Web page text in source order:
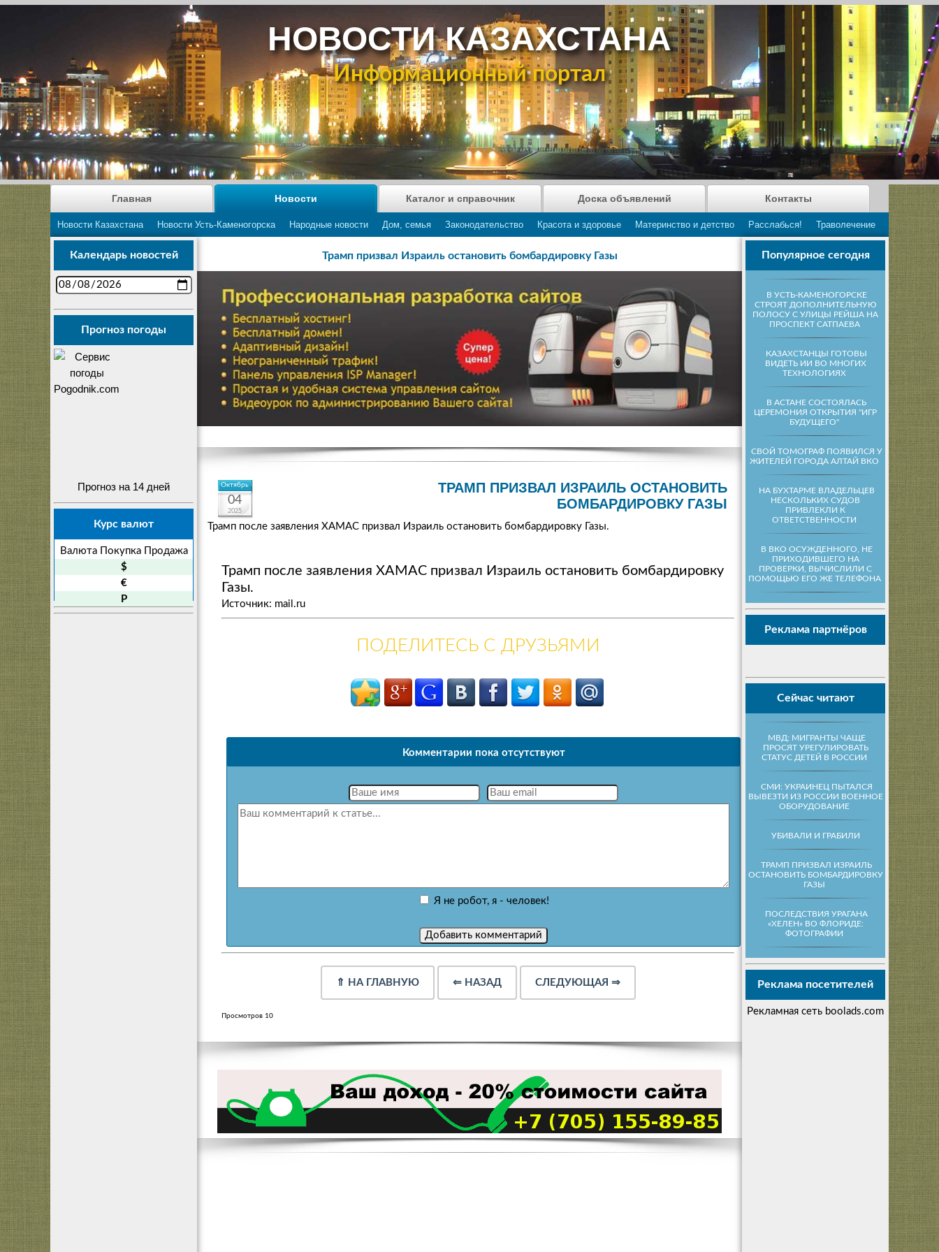
НОВОСТИ КАЗАХСТАНА
Информационный портал
Главная Новости
Новости Казахстана Новости Усть-Каменогорска Народные новости Дом, семья Законодательство Красота и здоровье Материнство и детство Расслабься! Траволечение
Каталог и справочник Доска объявлений Контакты
Популярное сегодня
В УСТЬ-КАМЕНОГОРСКЕ
СТРОЯТ ДОПОЛНИТЕЛЬНУЮ
ПОЛОСУ С УЛИЦЫ РЕЙША НА
ПРОСПЕКТ САТПАЕВА
КАЗАХСТАНЦЫ ГОТОВЫ
ВИДЕТЬ ИИ ВО МНОГИХ
ТЕХНОЛОГИЯХ
В АСТАНЕ СОСТОЯЛАСЬ
ЦЕРЕМОНИЯ ОТКРЫТИЯ "ИГР
БУДУЩЕГО"
СВОЙ ТОМОГРАФ ПОЯВИЛСЯ У
ЖИТЕЛЕЙ ГОРОДА АЛТАЙ ВКО
НА БУХТАРМЕ ВЛАДЕЛЬЦЕВ
НЕСКОЛЬКИХ СУДОВ
ПРИВЛЕКЛИ К
ОТВЕТСТВЕННОСТИ
В ВКО ОСУЖДЕННОГО, НЕ
ПРИХОДИВШЕГО НА
ПРОВЕРКИ, ВЫЧИСЛИЛИ С
ПОМОЩЬЮ ЕГО ЖЕ ТЕЛЕФОНА
Реклама партнёров
Сейчас читают
МВД: МИГРАНТЫ ЧАЩЕ
ПРОСЯТ УРЕГУЛИРОВАТЬ
СТАТУС ДЕТЕЙ В РОССИИ
СМИ: УКРАИНЕЦ ПЫТАЛСЯ
ВЫВЕЗТИ ИЗ РОССИИ ВОЕННОЕ
ОБОРУДОВАНИЕ
УБИВАЛИ И ГРАБИЛИ
ТРАМП ПРИЗВАЛ ИЗРАИЛЬ
ОСТАНОВИТЬ БОМБАРДИРОВКУ
ГАЗЫ
ПОСЛЕДСТВИЯ УРАГАНА
«ХЕЛЕН» ВО ФЛОРИДЕ:
ФОТОГРАФИИ
Реклама посетителей
Рекламная сеть boolads.com
Календарь новостей
Прогноз погоды
Прогноз на 14 дней
Курс валют
Валюта Покупка
Продажа
$
€
P
Трамп призвал Израиль остановить бомбардировку Газы
Октябрь
04
2025
ТРАМП ПРИЗВАЛ ИЗРАИЛЬ ОСТАНОВИТЬ
БОМБАРДИРОВКУ ГАЗЫ
Трамп после заявления ХАМАС призвал Израиль остановить бомбардировку Газы.
Трамп после заявления ХАМАС призвал Израиль остановить бомбардировку
Газы.
Источник: mail.ru
ПОДЕЛИТЕСЬ С ДРУЗЬЯМИ
Комментарии пока отсутствуют
Я не робот, я - человек!
⇑ НА ГЛАВНУЮ ⇐ НАЗАД СЛЕДУЮЩАЯ ⇒
Просмотров 10